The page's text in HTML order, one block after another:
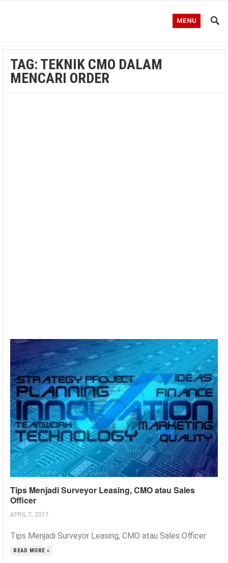
MENU
TAG: TEKNIK CMO DALAM
MENCARI ORDER
Tips Menjadi Surveyor Leasing, CMO atau Sales
Officer
APRIL 7, 2017
Tips Menjadi Surveyor Leasing, CMO atau Sales Officer
READ MORE »